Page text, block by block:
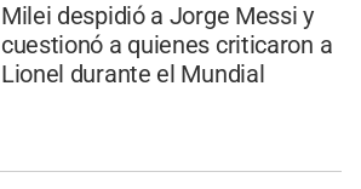
Milei despidió a Jorge Messi y
cuestionó a quienes criticaron a
Lionel durante el Mundial